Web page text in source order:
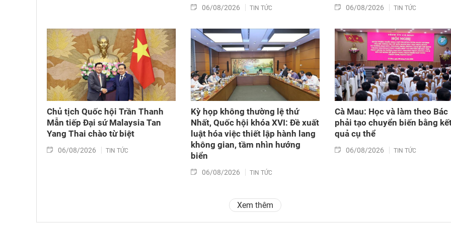
06/08/2026 TIN TỨC 06/08/2026 TIN TỨC
Chủ tịch Quốc hội Trần Thanh
Mẫn tiếp Đại sứ Malaysia Tan
Yang Thai chào từ biệt
06/08/2026 TIN TỨC
Kỳ họp không thường lệ thứ
Nhất, Quốc hội khóa XVI: Đề xuất
luật hóa việc thiết lập hành lang
không gian, tầm nhìn hướng
biển
06/08/2026 TIN TỨC
Cà Mau: Học và làm theo Bác
phải tạo chuyển biến bằng
quả cụ thể
06/08/2026 TIN TỨC
Xem thêm